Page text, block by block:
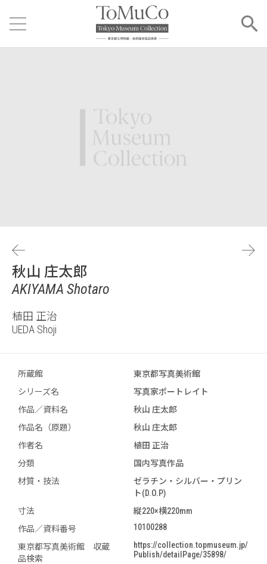
秋山 庄太郎
AKIYAMA Shotaro
植田 正治
UEDA Shoji
所蔵館
東京都写真美術館
シリーズ名
写真家ポートレイト
作品／資料名
秋山 庄太郎
作品名（原題）
秋山 庄太郎
作者名
植田 正治
分類
国内写真作品
材質・技法
ゼラチン・シルバー・プリン
ト(D.O.P)
寸法
縦220×横220mm
作品／資料番号
10100288
東京都写真美術館 収蔵
品検索
https://collection.topmuseum.jp/
Publish/detailPage/35898/